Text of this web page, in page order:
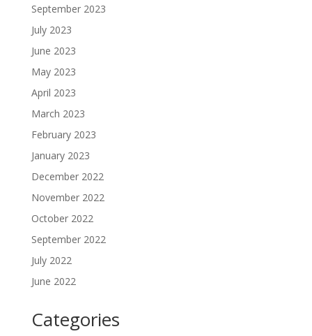
September 2023
July 2023
June 2023
May 2023
April 2023
March 2023
February 2023
January 2023
December 2022
November 2022
October 2022
September 2022
July 2022
June 2022
Categories